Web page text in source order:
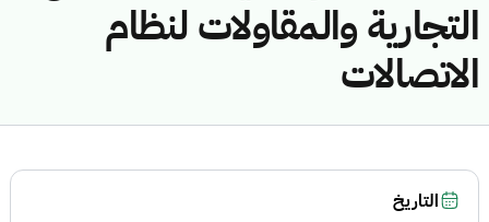
التجارية والمقاولات لنظام
الاتصالات
التاريخ